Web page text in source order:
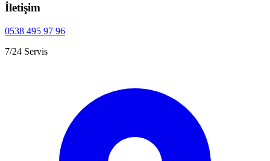
İletişim
0538 495 97 96
7/24 Servis